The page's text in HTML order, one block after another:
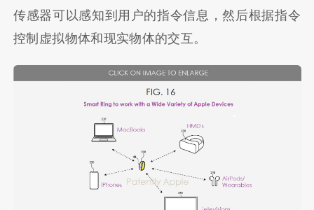
传感器可以感知到用户的指令信息，然后根据指令
控制虚拟物体和现实物体的交互。